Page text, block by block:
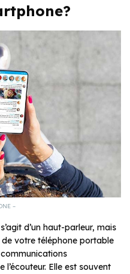
–
d’un haut-parleur, mais
votre téléphone portable
l’écouteur. Elle est souvent